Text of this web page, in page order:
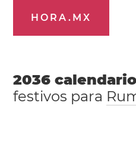
HORA.MX
2036 calendario
festivos para